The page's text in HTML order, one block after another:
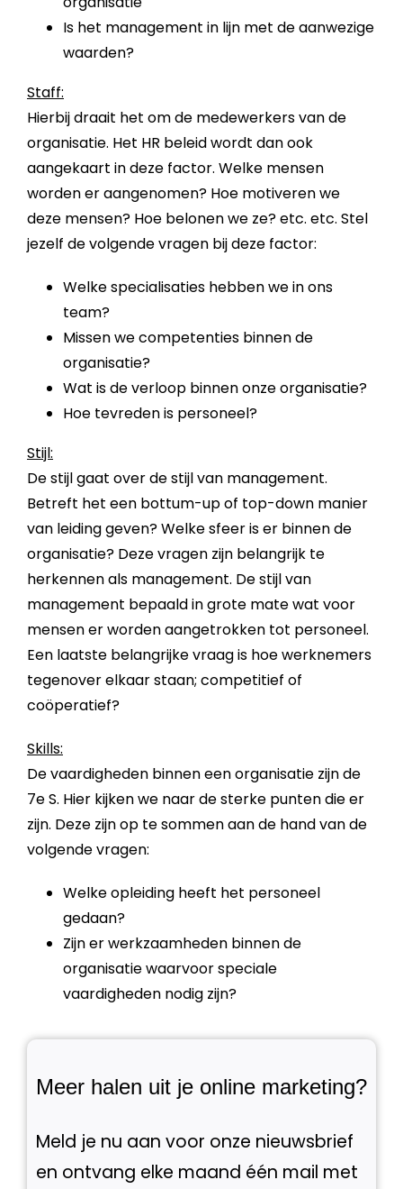
Is het management in lijn met de aanwezige
waarden?
Staff:
Hierbij draait het om de medewerkers van de
organisatie. Het HR beleid wordt dan ook
aangekaart in deze factor. Welke mensen
worden er aangenomen? Hoe motiveren we
deze mensen? Hoe belonen we ze? etc. etc. Stel
jezelf de volgende vragen bij deze factor:
Welke specialisaties hebben we in ons
team?
Missen we competenties binnen de
organisatie?
Wat is de verloop binnen onze organisatie?
Hoe tevreden is personeel?
Stijl:
De stijl gaat over de stijl van management.
Betreft het een bottum-up of top-down manier
van leiding geven? Welke sfeer is er binnen de
organisatie? Deze vragen zijn belangrijk te
herkennen als management. De stijl van
management bepaald in grote mate wat voor
mensen er worden aangetrokken tot personeel.
Een laatste belangrijke vraag is hoe werknemers
tegenover elkaar staan; competitief of
coöperatief?
Skills:
De vaardigheden binnen een organisatie zijn de
7e S. Hier kijken we naar de sterke punten die er
zijn. Deze zijn op te sommen aan de hand van de
volgende vragen:
Welke opleiding heeft het personeel
gedaan?
Zijn er werkzaamheden binnen de
organisatie waarvoor speciale
vaardigheden nodig zijn?
Meer halen uit je online marketing?
Meld je nu aan voor onze nieuwsbrief
en ontvang elke maand één mail met